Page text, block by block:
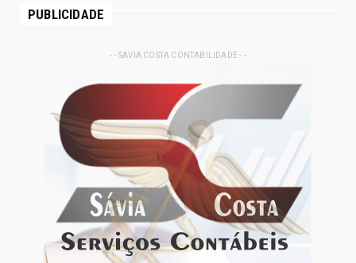
PUBLICIDADE
- - SAVIA COSTA CONTABILIDADE - -